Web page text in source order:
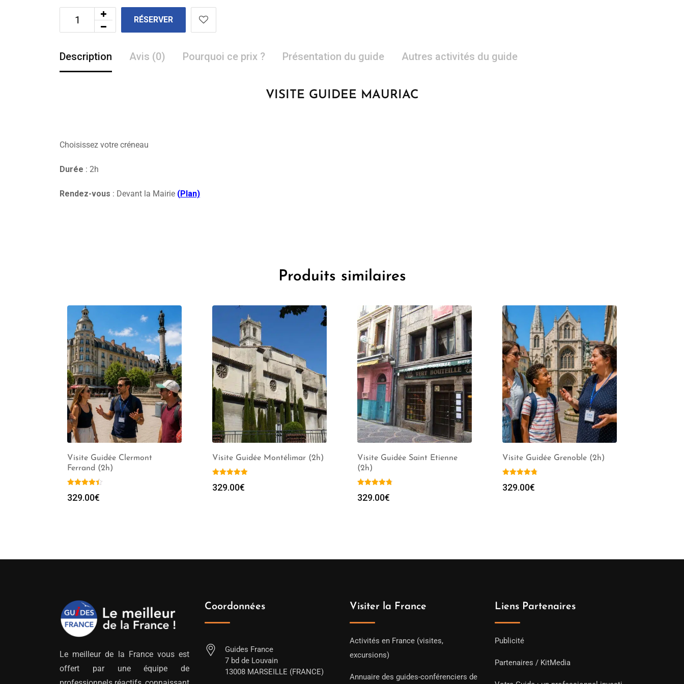
RÉSERVER
Description Avis (0) Pourquoi ce prix ? Présentation du guide Autres activités du guide
VISITE GUIDEE MAURIAC
Choisissez votre créneau
Durée : 2h
Rendez-vous : Devant la Mairie (Plan)
Produits similaires
Visite Guidée Clermont
Ferrand (2h)
329.00€
Visite Guidée Montélimar (2h)
329.00€
Visite Guidée Saint Etienne
(2h)
329.00€
Visite Guidée Grenoble (2h)
329.00€
Le meilleur de la France vous est
offert par une équipe de
Coordonnées
Guides France
7 bd de Louvain
13008 MARSEILLE (FRANCE)
Visiter la France
Activités en France (visites,
excursions)
Annuaire des guides-conférenciers de
Liens Partenaires
Publicité
Partenaires / KitMedia